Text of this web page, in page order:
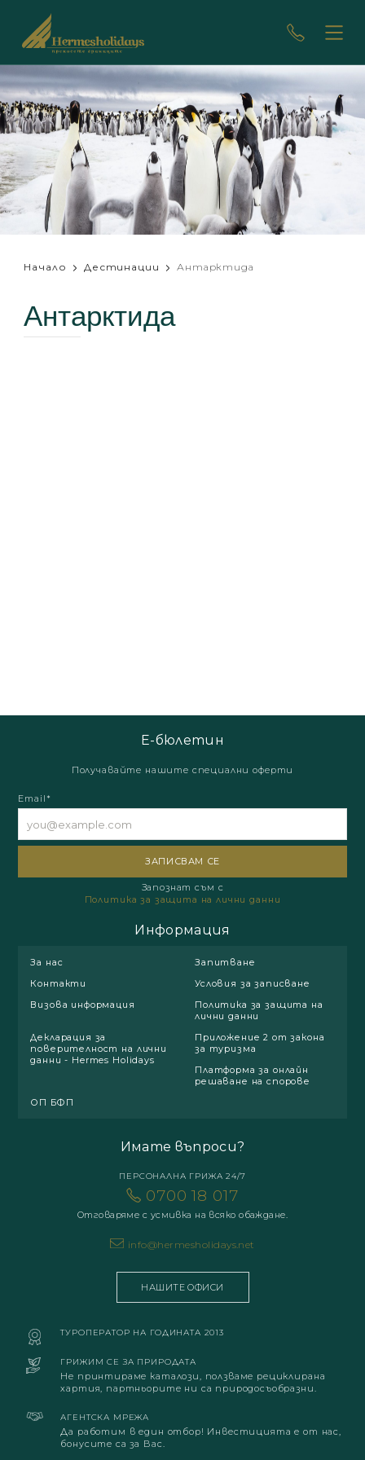
Начало Дестинации Антарктида
Антарктида
Е-бюлетин
Получавайте нашите специални оферти
Email*
Запознат съм с
Политика за защита на лични данни
Информация
За нас
Запитване
Контакти
Условия за записване
Визова информация
Политика за защита на
лични данни
Декларация за
поверителност на лични
данни - Hermes Holidays
Приложение 2 от закона
за туризма
Платформа за онлайн
решаване на спорове
ОП БФП
Имате въпроси?
ПЕРСОНАЛНА ГРИЖА 24/7
0700 18 017
Отговаряме с усмивка на всяко обаждане.
info@hermesholidays.net
НАШИТЕ ОФИСИ
ТУРОПЕРАТОР НА ГОДИНАТА 2013
ГРИЖИМ СЕ ЗА ПРИРОДАТА
Не принтираме каталози, ползваме рециклирана
хартия, партньорите ни са природосъобразни.
АГЕНТСКА МРЕЖА
Да работим в един отбор! Инвестицията е от нас,
бонусите са за Вас.